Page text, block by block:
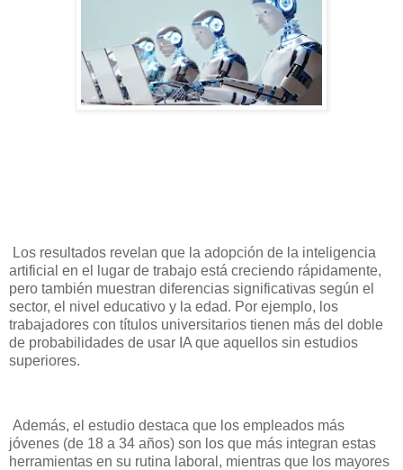
Los resultados revelan que la adopción de la inteligencia
artificial en el lugar de trabajo está creciendo rápidamente,
pero también muestran diferencias significativas según el
sector, el nivel educativo y la edad. Por ejemplo, los
trabajadores con títulos universitarios tienen más del doble
de probabilidades de usar IA que aquellos sin estudios
superiores.
Además, el estudio destaca que los empleados más
jóvenes (de 18 a 34 años) son los que más integran estas
herramientas en su rutina laboral, mientras que los mayores